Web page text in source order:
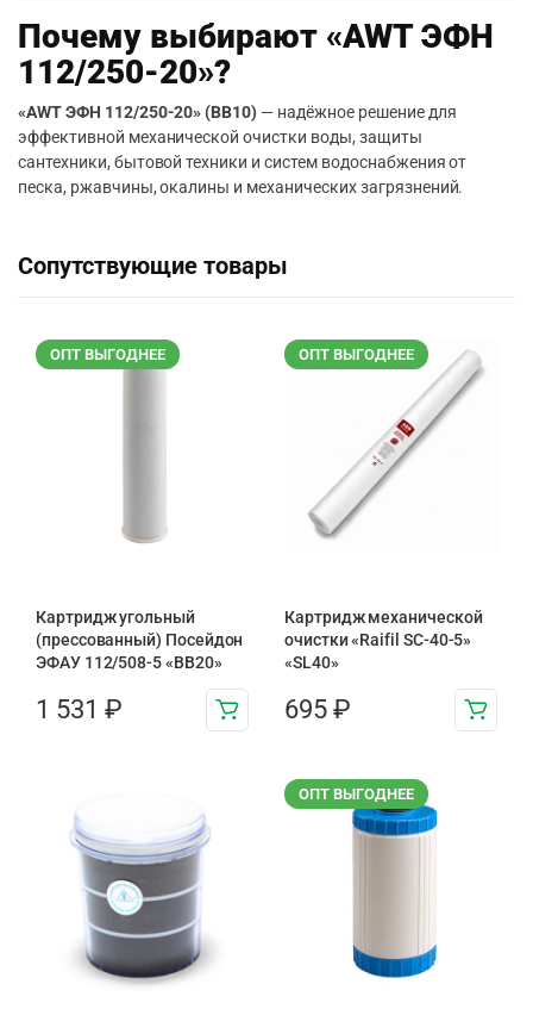
Почему выбирают «AWT ЭФН
112/250-20»?
«AWT ЭФН 112/250-20» (BB10) — надёжное решение для
эффективной механической очистки воды, защиты
сантехники, бытовой техники и систем водоснабжения от
песка, ржавчины, окалины и механических загрязнений.
Сопутствующие товары
ОПТ ВЫГОДНЕЕ
Картридж угольный
(прессованный) Посейдон
ЭФАУ 112/508-5 «BB20»
1 531 ₽
ОПТ ВЫГОДНЕЕ
Картридж механической
очистки «Raifil SC-40-5»
«SL40»
695 ₽
ОПТ ВЫГОДНЕЕ